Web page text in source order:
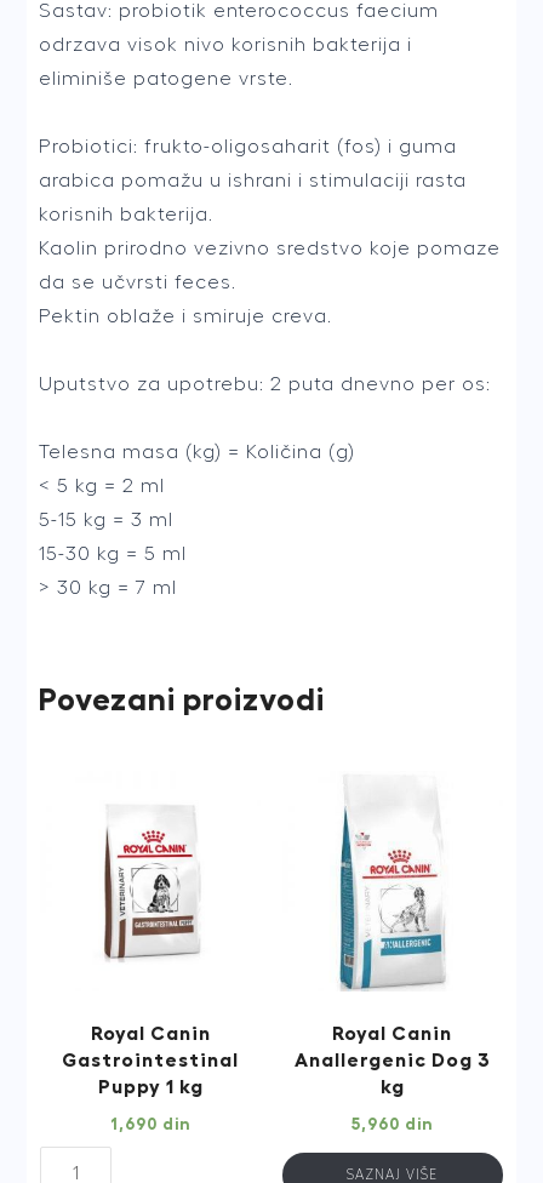
Sastav: probiotik enterococcus faecium
odrzava visok nivo korisnih bakterija i
eliminiše patogene vrste.
Probiotici: frukto-oligosaharit (fos) i guma
arabica pomažu u ishrani i stimulaciji rasta
korisnih bakterija.
Kaolin prirodno vezivno sredstvo koje pomaze
da se učvrsti feces.
Pektin oblaže i smiruje creva.
Uputstvo za upotrebu: 2 puta dnevno per os:
Telesna masa (kg) = Količina (g)
< 5 kg = 2 ml
5-15 kg = 3 ml
15-30 kg = 5 ml
> 30 kg = 7 ml
Povezani proizvodi
Royal Canin
Gastrointestinal
Puppy 1 kg
1,690 din
Royal Canin
Anallergenic Dog 3
kg
5,960 din
SAZNAJ VIŠE